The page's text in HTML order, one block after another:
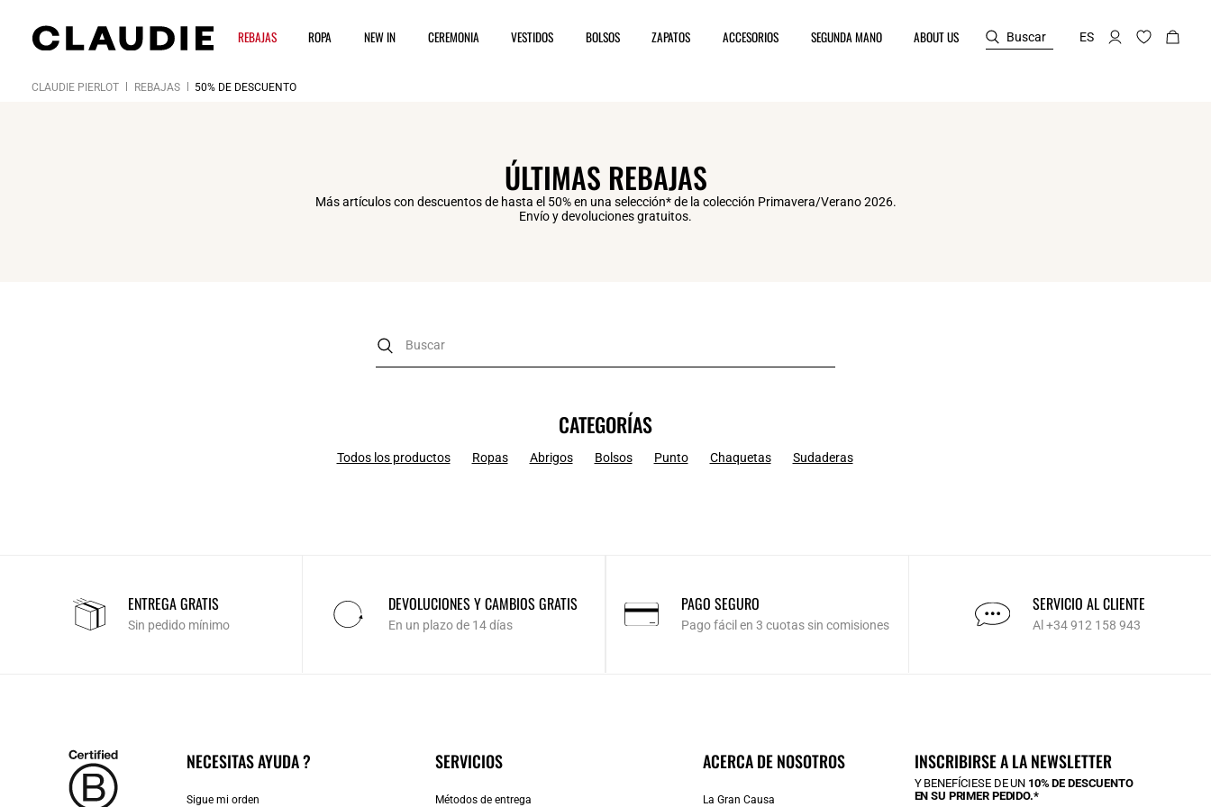
REBAJAS ROPA NEW IN CEREMONIA VESTIDOS BOLSOS ZAPATOS ACCESORIOS SEGUNDA MANO ABOUT US Buscar ES
CLAUDIE PIERLOT REBAJAS 50% DE DESCUENTO
ÚLTIMAS REBAJAS
Más artículos con descuentos de hasta el 50% en una selección* de la colección Primavera/Verano 2026.
Envío y devoluciones gratuitos.
CATEGORÍAS
Todos los productos Ropas Abrigos Bolsos Punto Chaquetas Sudaderas
ENTREGA GRATIS
Sin pedido mínimo
DEVOLUCIONES Y CAMBIOS GRATIS
En un plazo de 14 días
PAGO SEGURO
Pago fácil en 3 cuotas sin comisiones
SERVICIO AL CLIENTE
Al +34 912 158 943
NECESITAS AYUDA ?
Sigue mi orden
SERVICIOS
Métodos de entrega
ACERCA DE NOSOTROS
La Gran Causa
INSCRIBIRSE A LA NEWSLETTER
Y BENEFÍCIESE DE UN 10% DE DESCUENTO
EN SU PRIMER PEDIDO.*